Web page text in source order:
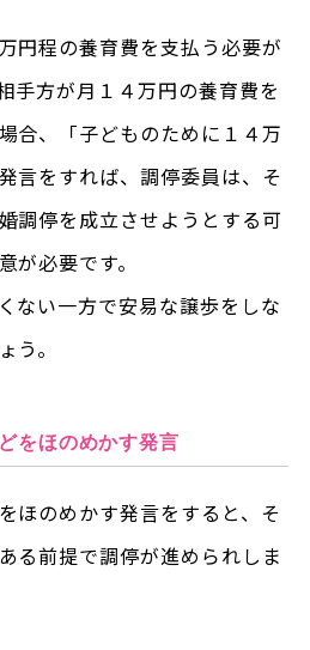
円程の養育費を支払う必要が
手方が月１４万円の養育費を
合、「子どものために１４万
言をすれば、調停委員は、そ
調停を成立させようとする可
が必要です。
ない一方で安易な譲歩をしな
う。
をほのめかす発言
ほのめかす発言をすると、そ
る前提で調停が進められしま